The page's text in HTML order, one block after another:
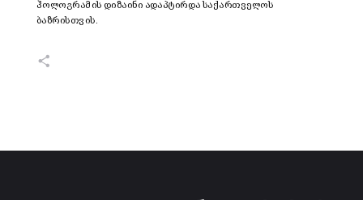
ჰოლოგრამის დიზაინი ადაპტირდა საქართველოს
ბაზრისთვის.